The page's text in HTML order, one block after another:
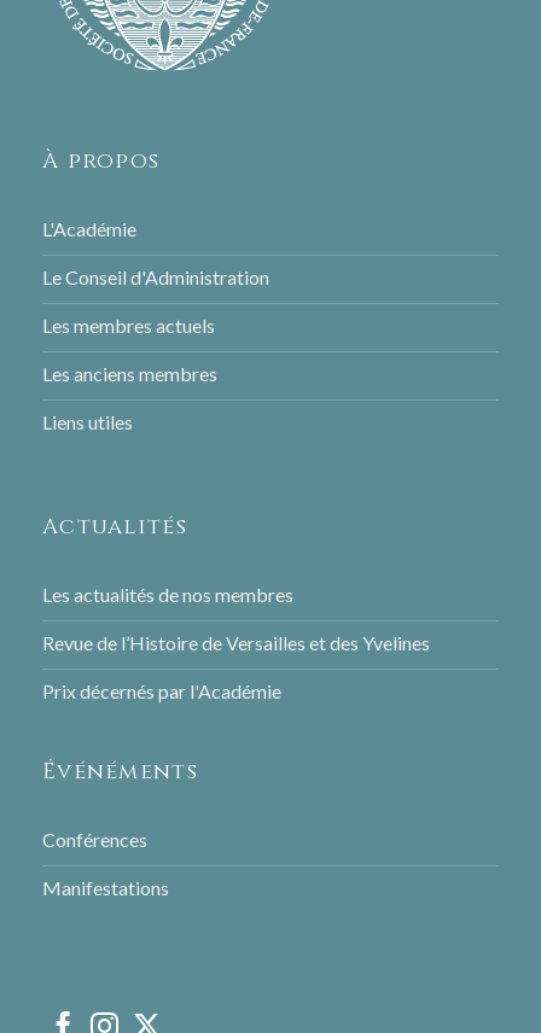
À propos
L'Académie
Le Conseil d'Administration
Les membres actuels
Les anciens membres
Liens utiles
Actualités
Les actualités de nos membres
Revue de l’Histoire de Versailles et des Yvelines
Prix décernés par l'Académie
Événéments
Conférences
Manifestations